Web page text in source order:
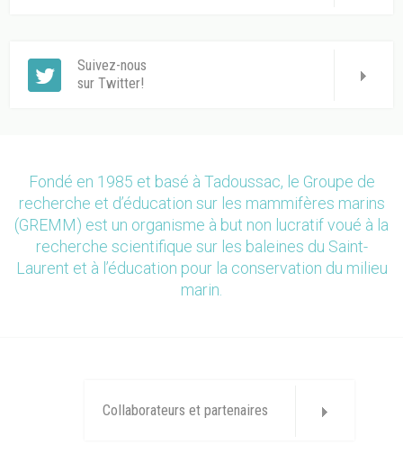
Suivez-nous
sur Twitter!
Fondé en 1985 et basé à Tadoussac, le Groupe de
recherche et d’éducation sur les mammifères marins
(GREMM) est un organisme à but non lucratif voué à la
recherche scientifique sur les baleines du Saint-
Laurent et à l’éducation pour la conservation du milieu
marin.
Collaborateurs et partenaires